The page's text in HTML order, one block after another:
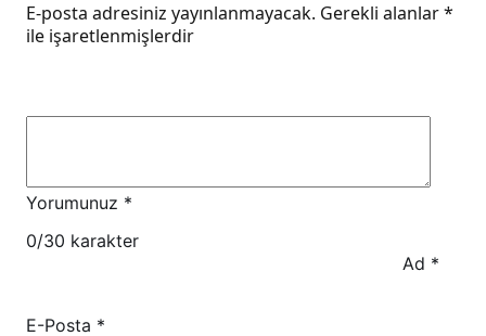
E-posta adresiniz yayınlanmayacak. Gerekli alanlar*
ile işaretlenmişlerdir
Yorumunuz *
0/30 karakter
Ad *
E-Posta *